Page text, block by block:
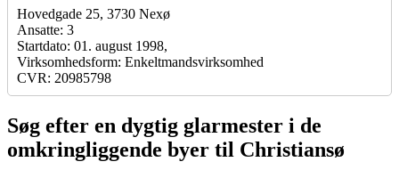
Hovedgade 25, 3730 Nexø
Ansatte: 3
Startdato: 01. august 1998,
Virksomhedsform: Enkeltmandsvirksomhed
CVR: 20985798
Søg efter en dygtig glarmester i de
omkringliggende byer til Christiansø